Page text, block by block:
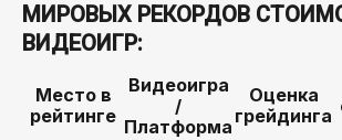
МИРОВЫХ РЕКОРДОВ
ВИДЕОИГР:
Место в
рейтинге
Видеоигра
/
Платформа
Оценка
грейдинга